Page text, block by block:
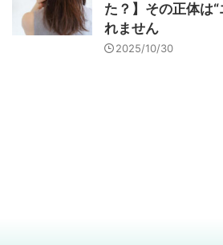
た？】その正体は
れません
2025/10/30